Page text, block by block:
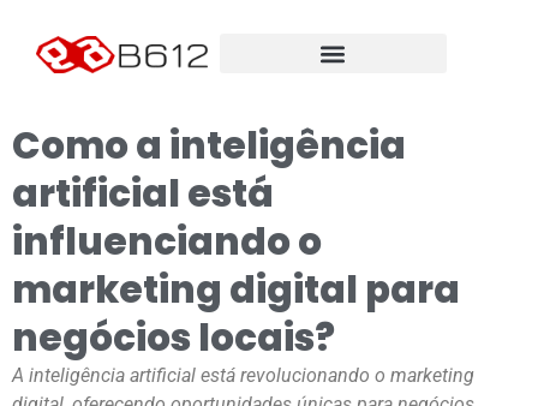
Como a inteligência
artificial está
influenciando o
marketing digital para
negócios locais?
A inteligência artificial está revolucionando o marketing